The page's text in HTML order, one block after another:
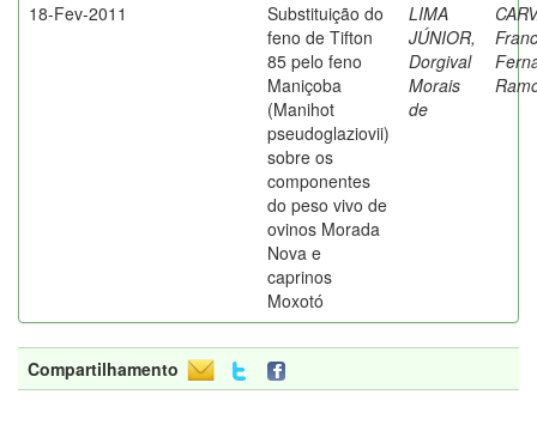
18-Fev-2011
Substituição do
feno de Tifton
85 pelo feno
Maniçoba
(Manihot
pseudoglaziovii)
sobre os
componentes
do peso vivo de
ovinos Morada
Nova e
caprinos
Moxotó
LIMA
JÚNIOR,
Dorgival
Morais
de
Compartilhamento